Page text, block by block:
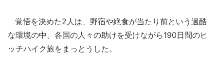
覚悟を決めた2人は、野宿や絶食が当たり前という過酷
な環境の中、各国の人々の助けを受けながら190日間のヒ
ッチハイク旅をまっとうした。